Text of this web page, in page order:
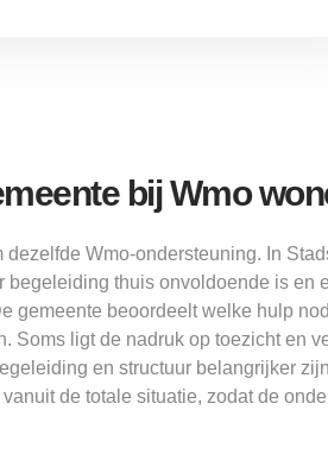
bij Wmo
dezelfde Wmo-ondersteuning. In
thuis onvoldoende is en
gemeente beoordeelt welke hulp
Soms ligt de nadruk op toezicht en
en structuur belangrijker
de totale situatie, zodat de